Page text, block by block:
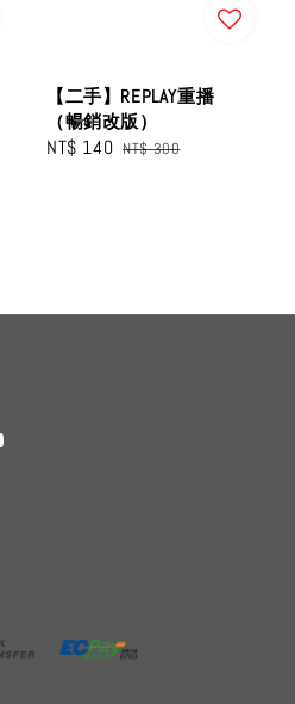
【二手】REPLAY重播
（暢銷改版）
Sale
NT$ 140 Regular
NT$ 300